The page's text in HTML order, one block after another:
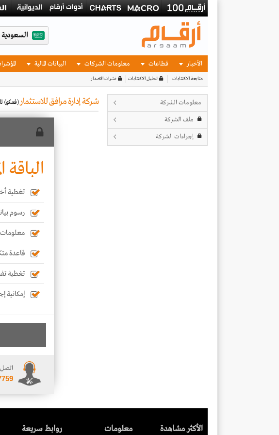
السعودية
الأخبار قطاعات معلومات الشركات البيانات المالية
متابعة الاكتتابات تحليل الاكتتابات نشرات الاصدار
معلومات الشركة
ملف الشركة
إجراءات الشركة
شركة إدارة مرافق للاستثمار(فمكو)
الباقة
تغطية
رسوم
قاعدة
تغطية
إمكانية
اتصل
الأكثر مشاهدة معلومات روابط سريعة